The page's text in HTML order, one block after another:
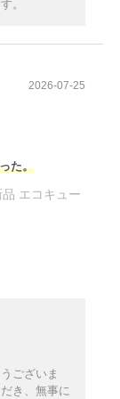
。
2026-07-25
た。
エコキュー
ございま
き、無事に